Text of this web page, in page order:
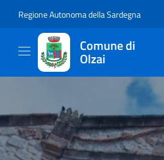
Regione Autonoma della Sardegna
Comune di
Olzai